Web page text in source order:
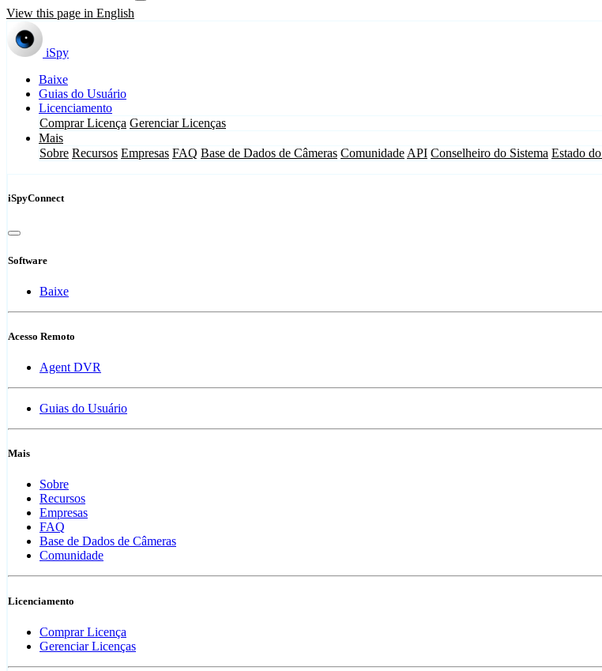
View this page in English
iSpy
Baixe
Guias do Usuário
Licenciamento
Comprar Licença Gerenciar Licenças
Mais
Sobre Recursos Empresas FAQ Base de Dados de Câmeras Comunidade API Conselheiro do Sistema Estado
iSpyConnect
Software
Baixe
Acesso Remoto
Agent DVR
Guias do Usuário
Mais
Sobre
Recursos
Empresas
FAQ
Base de Dados de Câmeras
Comunidade
Licenciamento
Comprar Licença
Gerenciar Licenças